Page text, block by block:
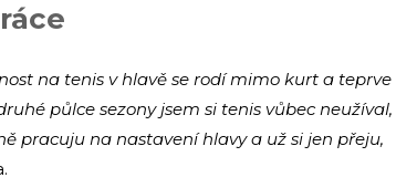
na tenis v hlavě se rodí mimo kurt a teprve
půlce sezony jsem si tenis vůbec neužíval,
pracuju na nastavení hlavy a už si jen přeju,